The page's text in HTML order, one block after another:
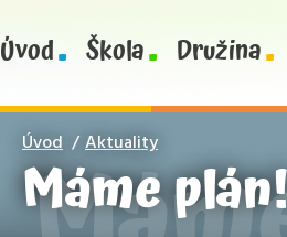
Úvod Škola Družina
Úvod Aktuality
Máme